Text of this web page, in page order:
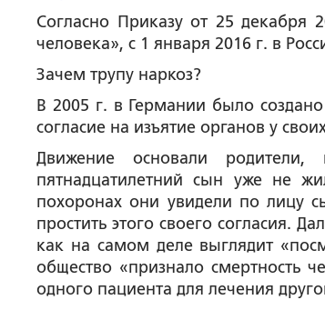
Согласно Приказу от 25 декабря
человека», с 1 января 2016 г. в
Зачем трупу наркоз?
В 2005 г. в Германии было
согласие на изъятие органов у
Движение основали
пятнадцатилетний сын уже не
похоронах они увидели по лицу
простить этого своего согласия.
как на самом деле выглядит
общество «признало смертность
одного пациента для лечения